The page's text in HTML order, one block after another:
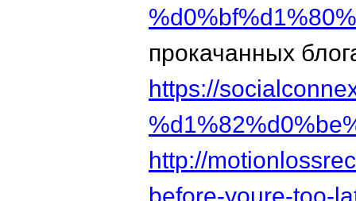
прокачанных
https://
http://
before-youre-too-